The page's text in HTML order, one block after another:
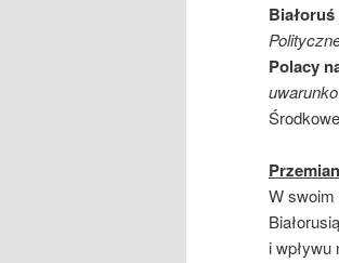
Polacy
W swoim
Białorusią
i wpływu